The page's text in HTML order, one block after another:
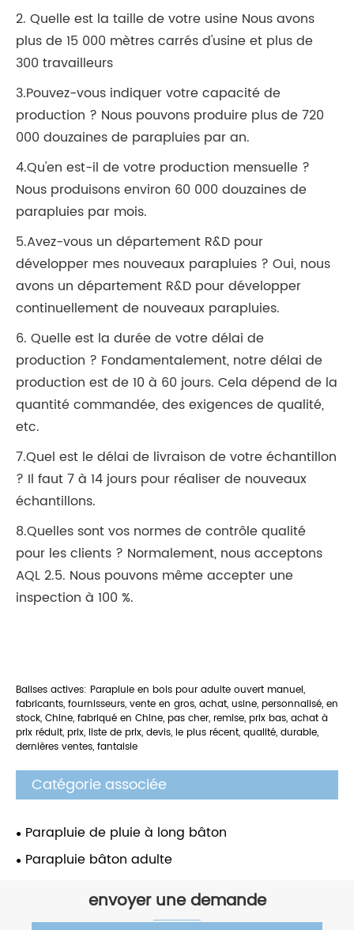
2. Quelle est la taille de votre usine Nous avons
plus de 15 000 mètres carrés d'usine et plus de
300 travailleurs
3.Pouvez-vous indiquer votre capacité de
production ? Nous pouvons produire plus de 720
000 douzaines de parapluies par an.
4.Qu'en est-il de votre production mensuelle ?
Nous produisons environ 60 000 douzaines de
parapluies par mois.
5.Avez-vous un département R&D pour
développer mes nouveaux parapluies ? Oui, nous
avons un département R&D pour développer
continuellement de nouveaux parapluies.
6. Quelle est la durée de votre délai de
production ? Fondamentalement, notre délai de
production est de 10 à 60 jours. Cela dépend de la
quantité commandée, des exigences de qualité,
etc.
7.Quel est le délai de livraison de votre échantillon
? Il faut 7 à 14 jours pour réaliser de nouveaux
échantillons.
8.Quelles sont vos normes de contrôle qualité
pour les clients ? Normalement, nous acceptons
AQL 2.5. Nous pouvons même accepter une
inspection à 100 %.
Balises actives: Parapluie en bois pour adulte ouvert manuel,
fabricants, fournisseurs, vente en gros, achat, usine, personnalisé, en
stock, Chine, fabriqué en Chine, pas cher, remise, prix bas, achat à
prix réduit, prix, liste de prix, devis, le plus récent, qualité, durable,
dernières ventes, fantaisie
Catégorie associée
Parapluie de pluie à long bâton
Parapluie bâton adulte
envoyer une demande